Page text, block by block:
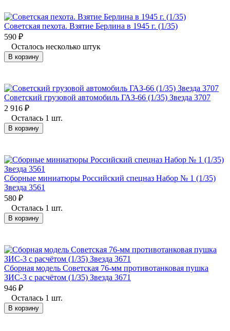
Советская пехота. Взятие Берлина в 1945 г. (1/35)
590 ₽
Осталось несколько штук
В корзину
Советский грузовой автомобиль ГАЗ-66 (1/35) Звезда 3707
2 916 ₽
Осталась 1 шт.
В корзину
Сборные миниатюры Российский спецназ Набор № 1 (1/35)
Звезда 3561
580 ₽
Осталась 1 шт.
В корзину
Сборная модель Советская 76-мм противотанковая пушка
ЗИС-3 с расчётом (1/35) Звезда 3671
946 ₽
Осталась 1 шт.
В корзину